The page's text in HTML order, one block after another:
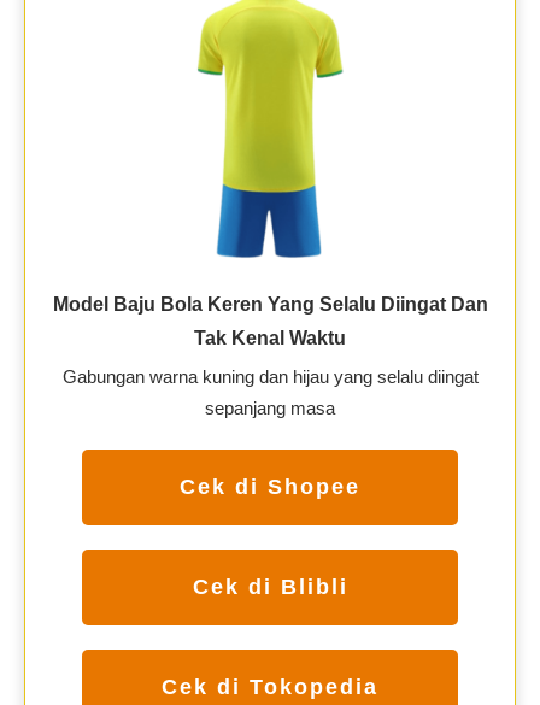
Model Baju Bola Keren Yang Selalu Diingat Dan
Tak Kenal Waktu
Gabungan warna kuning dan hijau yang selalu diingat
sepanjang masa
Cek di Shopee
Cek di Blibli
Cek di Tokopedia